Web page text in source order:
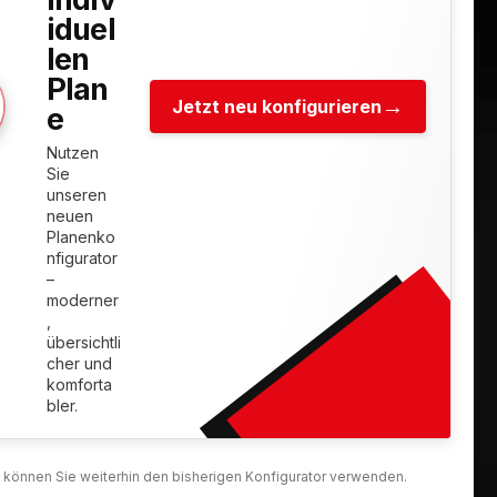
iduel
len
Plan
e
Nutzen
Sie
unseren
neuen
Planenko
nfigurator
–
moderner
übersichtli
cher und
komforta
bler.
Jetzt neu konfigurieren